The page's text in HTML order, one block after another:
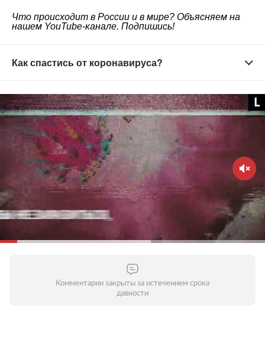
Что происходит в России и в мире? Объясняем на
нашем YouTube-канале. Подпишись!
Как спастись от коронавируса?
Старайтесь не выходить из дома без
необходимости
Зачем это нужно?Вирус распространяется в
общественных местах — старайтесь их избегать.
Домашний режим особенно важно соблюдать
людям старше 65 лет и тем, кто страдает
хроническими заболеваниями. Молодым стоит
воздержаться от личного общения с родителями,
бабушками и дедушками и пожилыми людьми
вообще. Старайтесь поддерживать контакты по
уберечь пожилых людей от опасности заражения.
Комментарии закрыты за истечением срока
давности